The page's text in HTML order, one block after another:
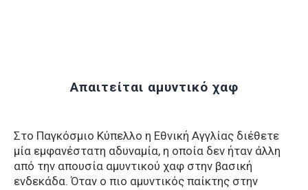
Απαιτείται αμυντικό χαφ
Στο Παγκόσμιο Κύπελλο η Εθνική Αγγλίας διέθετε
μία εμφανέστατη αδυναμία, η οποία δεν ήταν άλλη
από την απουσία αμυντικού χαφ στην βασική
ενδεκάδα. Όταν ο πιο αμυντικός παίκτης στην